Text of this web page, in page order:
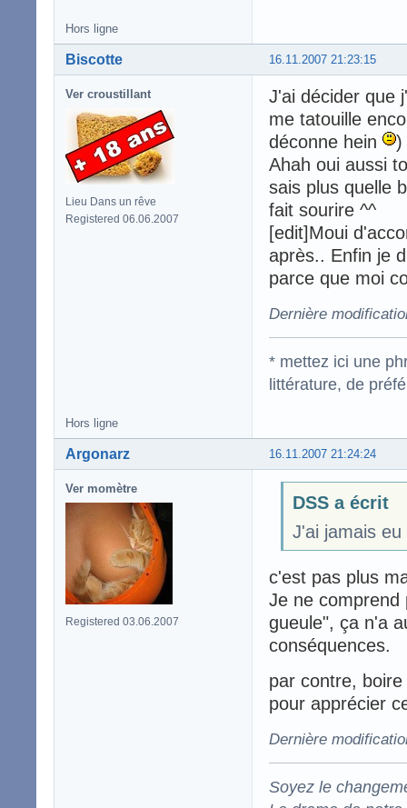
Hors ligne
16.11.2007 21:23:15
Biscotte
Ver croustillant
Lieu Dans un rêve
Registered 06.06.2007
J'ai décider que
me tatouille
déconne hein
)
Ahah oui aussi
sais plus quelle
fait sourire ^^
[edit]Moui
après.. Enfin je
parce que moi
Dernière
* mettez ici une
littérature, de
Hors ligne
16.11.2007 21:24:24
Argonarz
Ver momètre
Registered 03.06.2007
DSS a écrit
J'ai jamais
c'est pas plus
Je ne comprend
gueule", ça n'a
conséquences.
par contre,
pour apprécier
Dernière
Soyez le